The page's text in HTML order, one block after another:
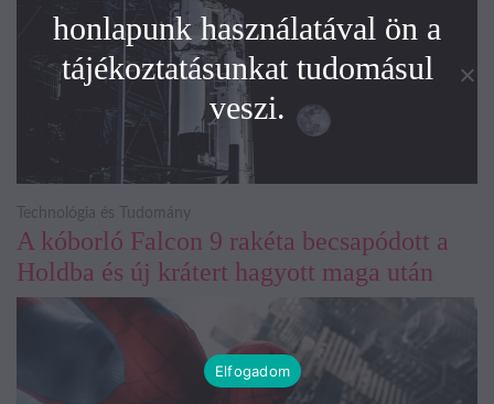
A kóborló Falcon 9 rakéta becsapódott a
Holdba és új krátert hagyott maga után
Technológia és Tudomány
honlapunk használatával ön a
tájékoztatásunkat tudomásul
veszi.
Elfogadom